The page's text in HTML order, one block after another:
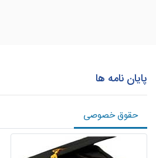
پایان نامه ها
حقوق خصوصی